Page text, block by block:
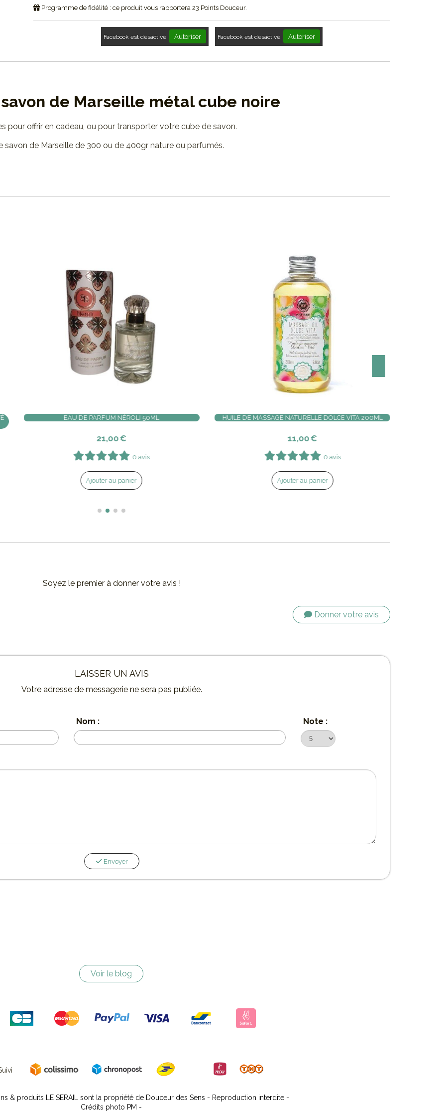
Programme de fidélité : ce produit vous rapportera23 Points Douceur.
Facebook est désactivé. Autoriser Facebook est désactivé. Autoriser
de Marseille métal cube noire
pour offrir en cadeau, ou pour transporter votre cube de savon.
de Marseille de 300 ou de 400gr nature ou parfumés.
200ML
SAVON DE MARSEILLE CUBE BLANC HUILE VÉGÉTALE
Ajouter au panier
LAIT CORPOREL AU MIEL DE LAVANDE 200ML | UN ÉTÉ
11,00
Ajouter au panier
Soyez le premier à donner votre avis !
Donner votre avis
LAISSER UN AVIS
Votre adresse de messagerie ne sera pas publiée.
Nom : Note :
Envoyer
Voir le blog
& produits LE SERAIL sont la propriété de Douceur des Sens - Reproduction interdite -
Crédits photo PM -